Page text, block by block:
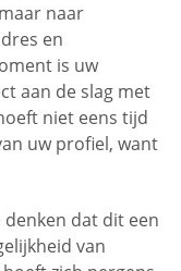
naar
en
is uw
aan de slag met
niet eens tijd
uw profiel, want
dat dit een
van